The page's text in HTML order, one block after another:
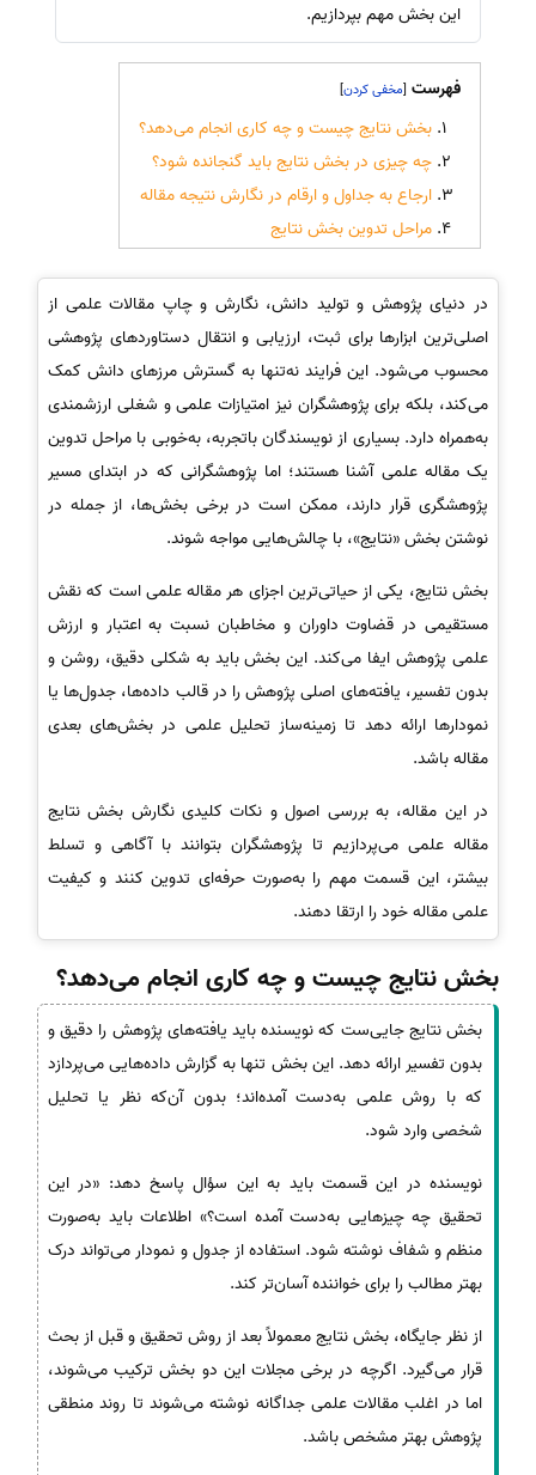
این بخش مهم بپردازیم.
فهرست [
]
بخش نتایج چیست و چه کاری انجام می‌دهد؟
چه چیزی در بخش نتایج باید گنجانده شود؟
ارجاع به جداول و ارقام در نگارش نتیجه مقاله
مراحل تدوین بخش نتایج
در دنیای پژوهش و تولید دانش، نگارش و چاپ مقالات علمی از
اصلی‌ترین ابزارها برای ثبت، ارزیابی و انتقال دستاوردهای پژوهشی
محسوب می‌شود. این فرایند نه‌تنها به گسترش مرزهای دانش کمک
می‌کند، بلکه برای پژوهشگران نیز امتیازات علمی و شغلی ارزشمندی
به‌همراه دارد. بسیاری از نویسندگان باتجربه، به‌خوبی با مراحل تدوین
یک مقاله علمی آشنا هستند؛ اما پژوهشگرانی که در ابتدای مسیر
پژوهشگری قرار دارند، ممکن است در برخی بخش‌ها، از جمله در
نوشتن بخش «نتایج»، با چالش‌هایی مواجه شوند.
بخش نتایج، یکی از حیاتی‌ترین اجزای هر مقاله علمی است که نقش
مستقیمی در قضاوت داوران و مخاطبان نسبت به اعتبار و ارزش
علمی پژوهش ایفا می‌کند. این بخش باید به شکلی دقیق، روشن و
بدون تفسیر، یافته‌های اصلی پژوهش را در قالب داده‌ها، جدول‌ها یا
نمودارها ارائه دهد تا زمینه‌ساز تحلیل علمی در بخش‌های بعدی
مقاله باشد.
در این مقاله، به بررسی اصول و نکات کلیدی نگارش بخش نتایج
مقاله علمی می‌پردازیم تا پژوهشگران بتوانند با آگاهی و تسلط
بیشتر، این قسمت مهم را به‌صورت حرفه‌ای تدوین کنند و کیفیت
علمی مقاله خود را ارتقا دهند.
بخش نتایج چیست و چه کاری انجام می‌دهد؟
بخش نتایج جایی‌ست که نویسنده باید یافته‌های پژوهش را دقیق و
بدون تفسیر ارائه دهد. این بخش تنها به گزارش داده‌هایی می‌پردازد
که با روش علمی به‌دست آمده‌اند؛ بدون آن‌که نظر یا تحلیل
شخصی وارد شود.
نویسنده در این قسمت باید به این سؤال پاسخ دهد: «در این
تحقیق چه چیزهایی به‌دست آمده است؟» اطلاعات باید به‌صورت
منظم و شفاف نوشته شود. استفاده از جدول و نمودار می‌تواند درک
بهتر مطالب را برای خواننده آسان‌تر کند.
از نظر جایگاه، بخش نتایج معمولاً بعد از روش تحقیق و قبل از بحث
قرار می‌گیرد. اگرچه در برخی مجلات این دو بخش ترکیب می‌شوند،
اما در اغلب مقالات علمی جداگانه نوشته می‌شوند تا روند منطقی
پژوهش بهتر مشخص باشد.